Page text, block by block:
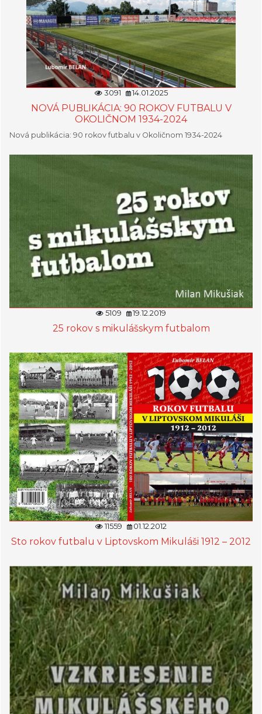
3091 14.01.2025
NOVÁ PUBLIKÁCIA: 90 ROKOV FUTBALU V
OKOLIČNOM 1934-2024
Nová publikácia: 90 rokov futbalu v Okoličnom 1934-2024
5109 19.12.2019
25 rokov s mikulášskym futbalom
11559 01.12.2012
Sto rokov futbalu v Liptovskom Mikuláši 1912 – 2012